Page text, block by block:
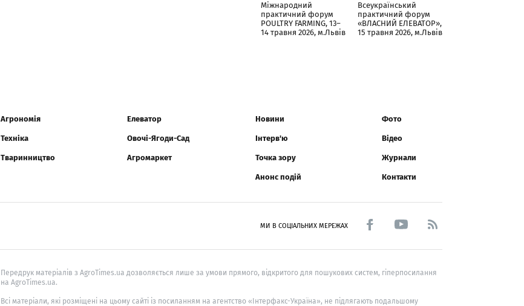
Міжнародний
практичний форум
POULTRY FARMING, 13–
14 травня 2026, м.Львів
Всеукраїнський
практичний форум
«ВЛАСНИЙ ЕЛЕВАТОР»,
15 травня 2026, м.Львів
Агрономія
Техніка
Тваринництво
Елеватор
Овочі-Ягоди-Сад
Агромаркет
Новини
Інтерв'ю
Точка зору
Анонс подій
Фото
Відео
Журнали
Контакти
МИ В СОЦІАЛЬНИХ МЕРЕЖАХ
Передрук матеріалів з AgroTimes.ua дозволяється лише за умови прямого, відкритого для пошукових систем, гіперпосилання
на AgroTimes.ua.
Всі матеріали, які розміщені на цьому сайті із посиланням на агентство «Інтерфакс-Україна», не підлягають подальшому